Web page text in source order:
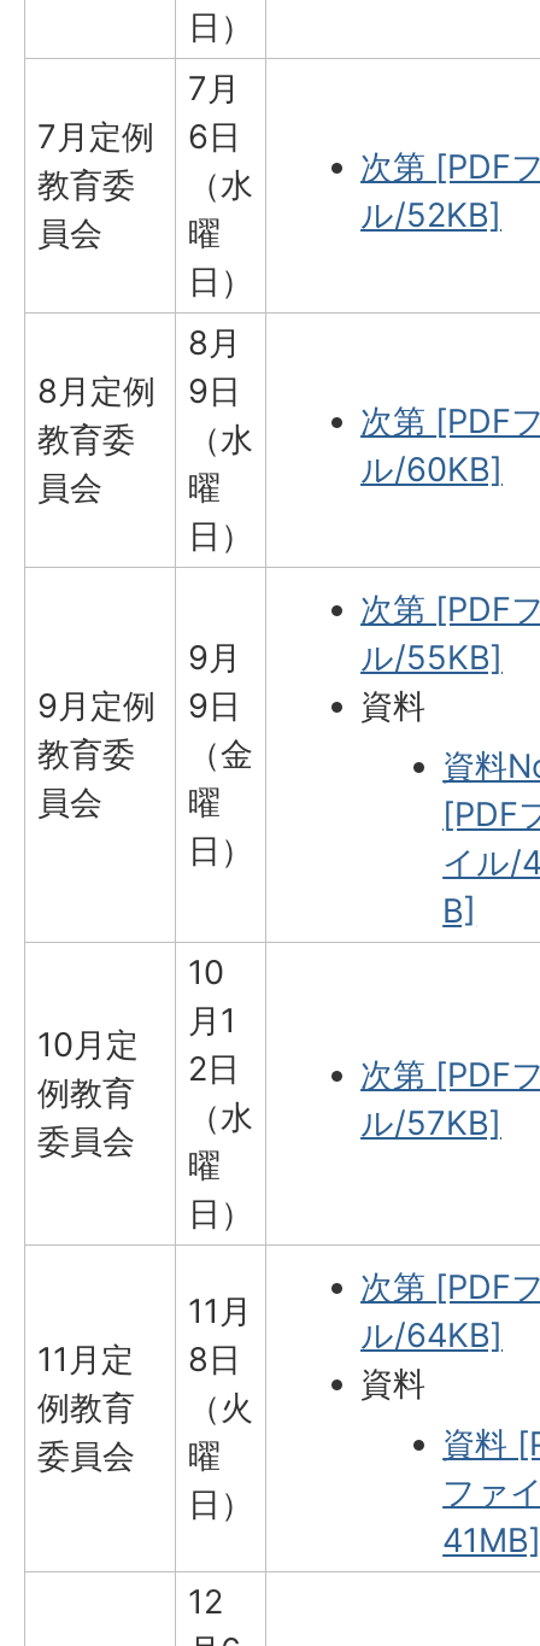
日）
7月定例
教育委
員会
7月
6日
（水
曜
日）
次第 [PDF
ル/52KB]
8月定例
教育委
員会
8月
9日
（水
曜
日）
次第 [PDF
ル/60KB]
9月定例
教育委
員会
9月
9日
（金
曜
日）
次第 [PDF
ル/55KB]
資料
資料
[PDF
イル/
B]
10月定
例教育
委員会
10
月1
2日
（水
曜
日）
次第 [PDF
ル/57KB]
11月定
例教育
委員会
11月
8日
（火
曜
日）
次第 [PDF
ル/64KB]
資料
資料
ファ
12